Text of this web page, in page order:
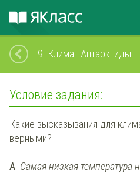
9. Климат Антарктиды
Условие задания:
Какие высказывания для
верными?
А Самая низкая температура